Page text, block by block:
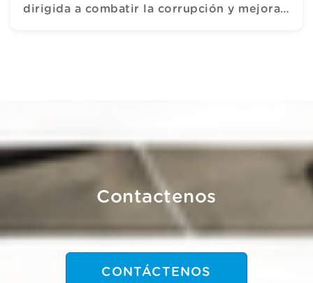
través de índices de eficienci
dirigida a combatir la corrupción y mejorar
Contactenos
CONTÁCTENOS